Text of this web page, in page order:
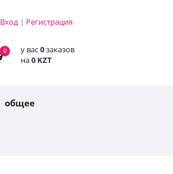
Вход | Регистрация
0 у вас0заказов
на0 KZT
общее